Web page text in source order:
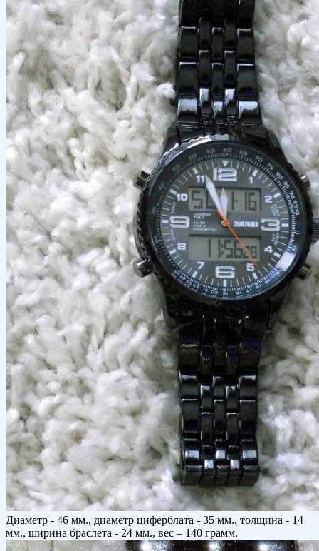
Диаметр - 46 мм., диаметр циферблата - 35 мм., толщина - 14
мм., ширина браслета - 24 мм., вес – 140 грамм.